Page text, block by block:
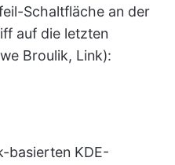
Schaltfläche an der
auf die letzten
Broulik, Link):
basierten KDE-